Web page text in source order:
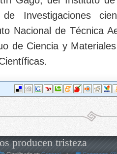
al Profesor
hace unos
de la RSEF que, el
gran Mente de cuya
pasada la RSEF ya
a todos los socios de